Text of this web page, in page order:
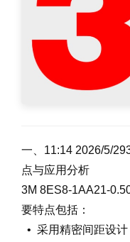
一、11:14 2026/5/
点与应用分析
3M 8ES8-1AA21-
要特点包括：
• 采用精密间距设计